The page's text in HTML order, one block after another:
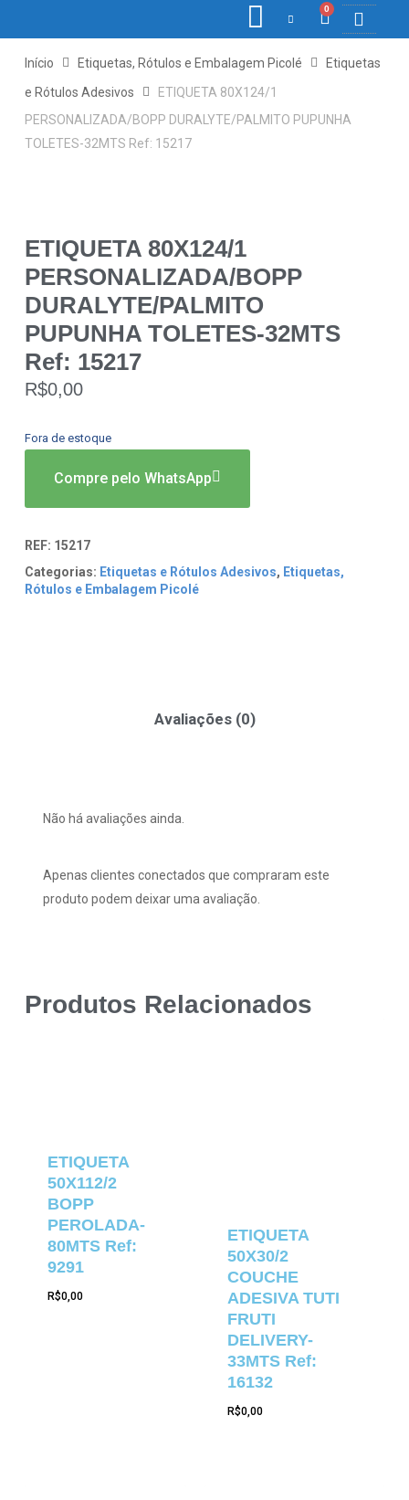
0
Início Etiquetas, Rótulos e Embalagem Picolé
Etiquetas
e Rótulos Adesivos
ETIQUETA 80X124/1
PERSONALIZADA/BOPP DURALYTE/PALMITO PUPUNHA
TOLETES-32MTS Ref: 15217
ETIQUETA 80X124/1
PERSONALIZADA/BOPP
DURALYTE/PALMITO
PUPUNHA TOLETES-32MTS
Ref: 15217
R$0,00
Fora de estoque
Compre pelo WhatsApp
REF: 15217
Categorias: Etiquetas e Rótulos Adesivos, Etiquetas,
Rótulos e Embalagem Picolé
Avaliações (0)
Não há avaliações ainda.
Apenas clientes conectados que compraram este
produto podem deixar uma avaliação.
Produtos Relacionados
ETIQUETA
50X112/2
BOPP
PEROLADA-
80MTS Ref:
9291
R$0,00
ETIQUETA
50X30/2
COUCHE
ADESIVA TUTI
FRUTI
DELIVERY-
33MTS Ref:
16132
R$0,00